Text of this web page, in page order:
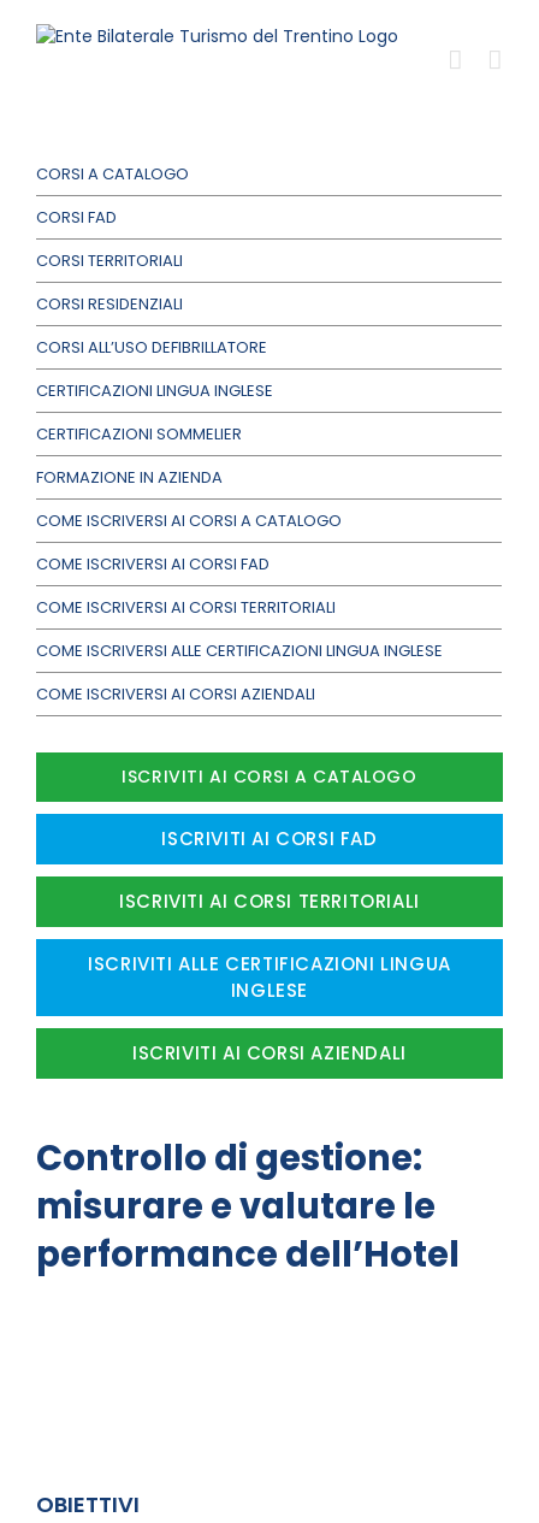
CORSI A CATALOGO
CORSI FAD
CORSI TERRITORIALI
CORSI RESIDENZIALI
CORSI ALL’USO DEFIBRILLATORE
CERTIFICAZIONI LINGUA INGLESE
CERTIFICAZIONI SOMMELIER
FORMAZIONE IN AZIENDA
COME ISCRIVERSI AI CORSI A CATALOGO
COME ISCRIVERSI AI CORSI FAD
COME ISCRIVERSI AI CORSI TERRITORIALI
COME ISCRIVERSI ALLE CERTIFICAZIONI LINGUA INGLESE
COME ISCRIVERSI AI CORSI AZIENDALI
ISCRIVITI AI CORSI A CATALOGO
ISCRIVITI AI CORSI FAD
ISCRIVITI AI CORSI TERRITORIALI
ISCRIVITI ALLE CERTIFICAZIONI LINGUA
INGLESE
ISCRIVITI AI CORSI AZIENDALI
Controllo di gestione:
misurare e valutare le
performance dell’Hotel
OBIETTIVI